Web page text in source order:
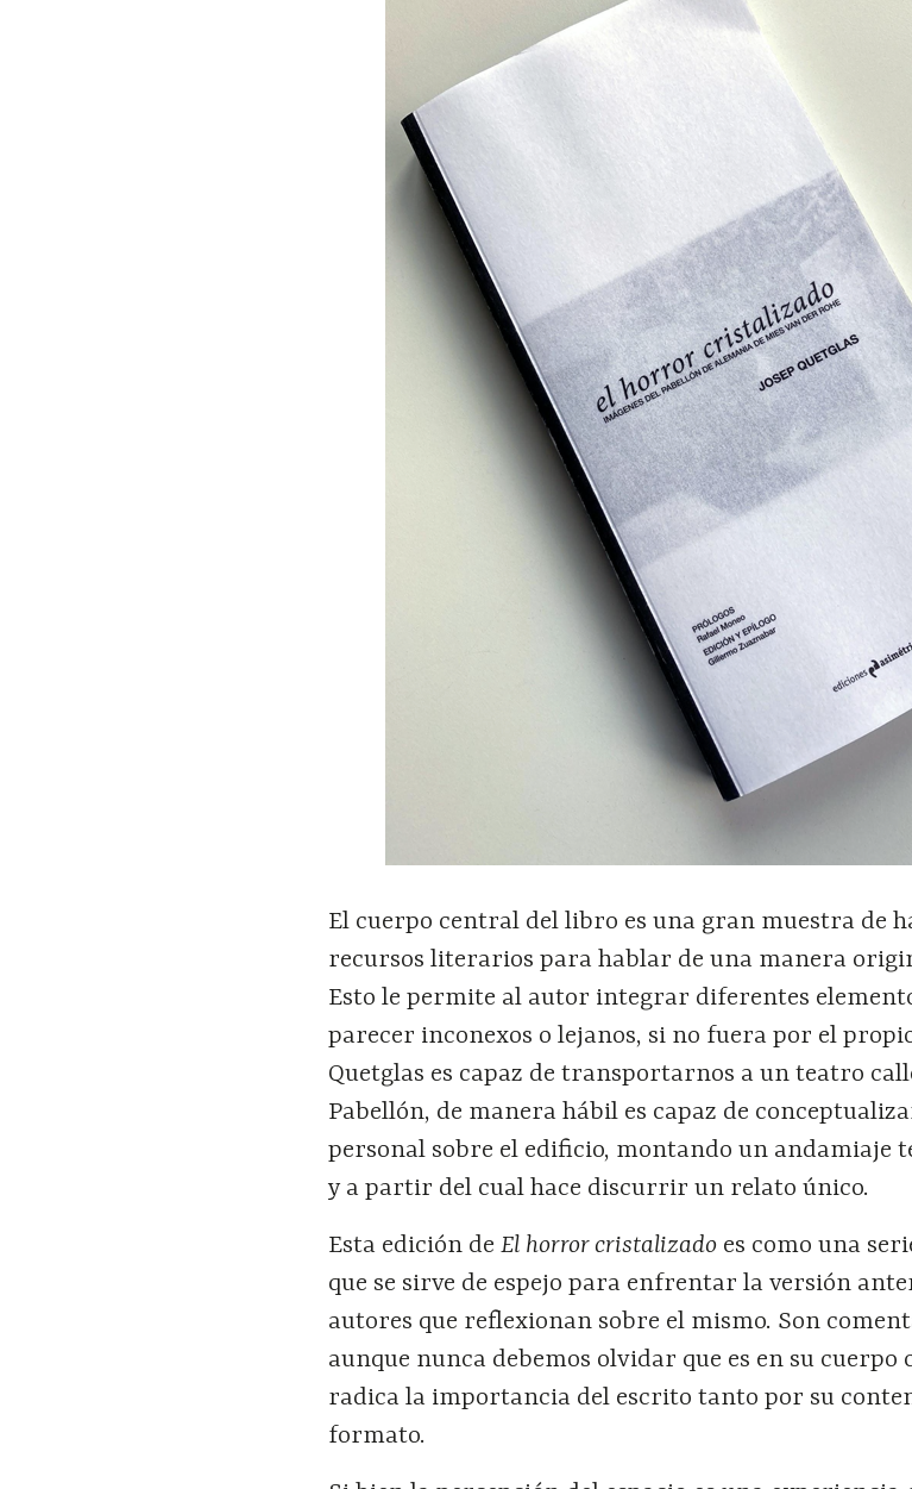
El cuerpo central del libro es una gran muestra de
recursos literarios para hablar de una manera
Esto le permite al autor integrar diferentes
parecer inconexos o lejanos, si no fuera por el
Quetglas es capaz de transportarnos a un teatro
Pabellón, de manera hábil es capaz de
personal sobre el edificio, montando un andamiaje
y a partir del cual hace discurrir un relato único.
Esta edición deEl horror cristalizado es como una
que se sirve de espejo para enfrentar la versión
autores que reflexionan sobre el mismo. Son
aunque nunca debemos olvidar que es en su cuerpo
radica la importancia del escrito tanto por su
formato.